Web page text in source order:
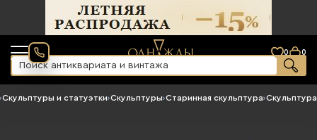
0 0
›Скульптуры и статуэтки›Скульптуры›Старинная скульптура›